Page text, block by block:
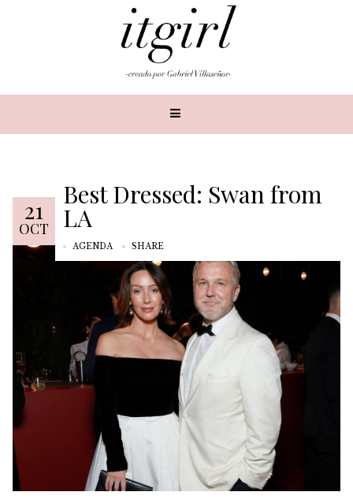
21
OCT
Best Dressed: Swan from
LA
AGENDA SHARE